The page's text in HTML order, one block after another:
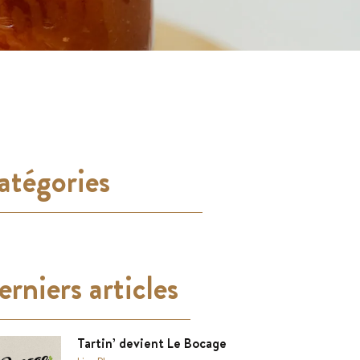
articles
Tartin’ devient Le Bocage